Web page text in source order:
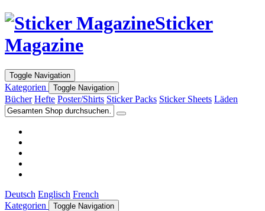
Sticker
Magazine
Toggle Navigation
Kategorien Toggle Navigation
Bücher Hefte Poster/Shirts Sticker Packs Sticker Sheets Läden
Deutsch Englisch French
Kategorien
Toggle Navigation